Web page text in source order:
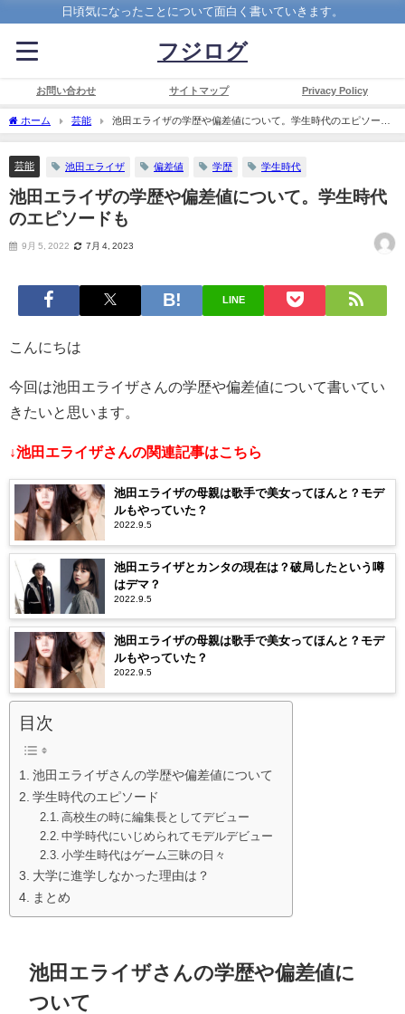
日頃気になったことについて面白く書いていきます。
フジログ
お問い合わせ サイトマップ Privacy Policy
ホーム 芸能
池田エライザの学歴や偏差値について。学生時代のエピソード
も
芸能 池田エライザ 偏差値 学歴 学生時代
池田エライザの学歴や偏差値について。学生時代
のエピソードも
9月 5, 2022 7月 4, 2023
LINE
こんにちは
今回は池田エライザさんの学歴や偏差値について書いてい
きたいと思います。
↓池田エライザさんの関連記事はこちら
池田エライザの母親は歌手で美女ってほんと？モデ
ルもやっていた？
2022.9.5
池田エライザとカンタの現在は？破局したという噂
はデマ？
2022.9.5
池田エライザの母親は歌手で美女ってほんと？モデ
ルもやっていた？
2022.9.5
目次
池田エライザさんの学歴や偏差値について
学生時代のエピソード
高校生の時に編集長としてデビュー
中学時代にいじめられてモデルデビュー
小学生時代はゲーム三昧の日々
大学に進学しなかった理由は？
まとめ
池田エライザさんの学歴や偏差値に
ついて